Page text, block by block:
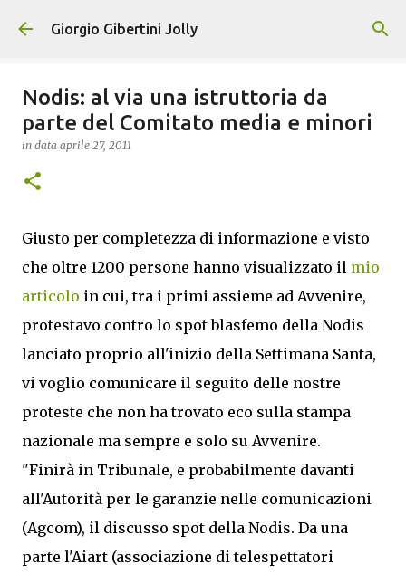
Passa ai contenuti principali
Giorgio Gibertini Jolly
Nodis: al via una istruttoria da
parte del Comitato media e minori
in data aprile 27, 2011
Giusto per completezza di informazione e visto
che oltre 1200 persone hanno visualizzato il mio
articolo in cui, tra i primi assieme ad Avvenire,
protestavo contro lo spot blasfemo della Nodis
lanciato proprio all'inizio della Settimana Santa,
vi voglio comunicare il seguito delle nostre
proteste che non ha trovato eco sulla stampa
nazionale ma sempre e solo su Avvenire.
"Finirà in Tribunale, e probabilmente davanti
all'Autorità per le garanzie nelle comunicazioni
(Agcom), il discusso spot della Nodis. Da una
parte l'Aiart (associazione di telespettatori